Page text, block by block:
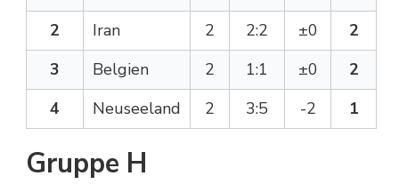
2
Iran 2 2:2 ±0
2
3
Belgien 2 1:1 ±0
2
4
Neuseeland 2 3:5 -2 1
Gruppe H